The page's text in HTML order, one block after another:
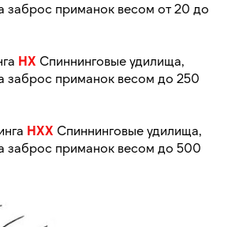
заброс приманок весом от 20 до
HX Спиннинговые удилища,
заброс приманок весом до 250
HXX Спиннинговые удилища,
заброс приманок весом до 500